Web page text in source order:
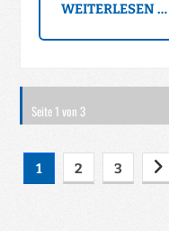
WEITERLESEN …
Seite 1 von 3
1 2 3